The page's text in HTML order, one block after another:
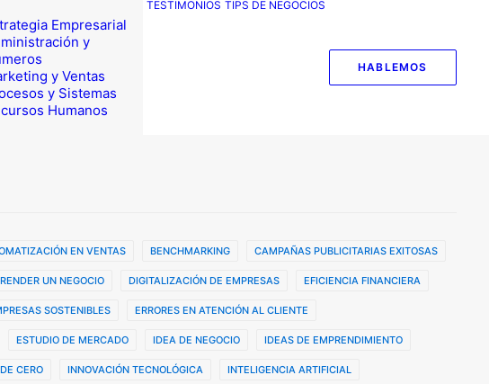
Empresarial
y
y Ventas
y Sistemas
Humanos
TESTIMONIOS TIPS DE NEGOCIOS
HABLEMOS
EN VENTAS BENCHMARKING CAMPAÑAS PUBLICITARIAS EXITOSAS
UN NEGOCIO DIGITALIZACIÓN DE EMPRESAS EFICIENCIA FINANCIERA
SOSTENIBLES ERRORES EN ATENCIÓN AL CLIENTE
ESTUDIO DE MERCADO IDEA DE NEGOCIO IDEAS DE EMPRENDIMIENTO
CERO INNOVACIÓN TECNOLÓGICA INTELIGENCIA ARTIFICIAL